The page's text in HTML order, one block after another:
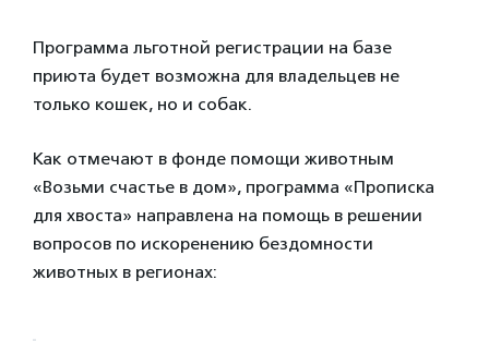
Программа льготной регистрации на базе
приюта будет возможна для владельцев не
только кошек, но и собак.
Как отмечают в фонде помощи животным
«Возьми счастье в дом», программа «Прописка
для хвоста» направлена на помощь в решении
вопросов по искоренению бездомности
животных в регионах: